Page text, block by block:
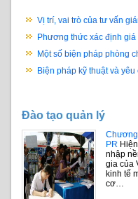
Vị trí, vai trò của tư vấn
Phương thức xác định
Một số biện pháp phòng
Biện pháp kỹ thuật và
Đào tạo quản lý
PR
nhập
gia của
kinh tế
cơ…